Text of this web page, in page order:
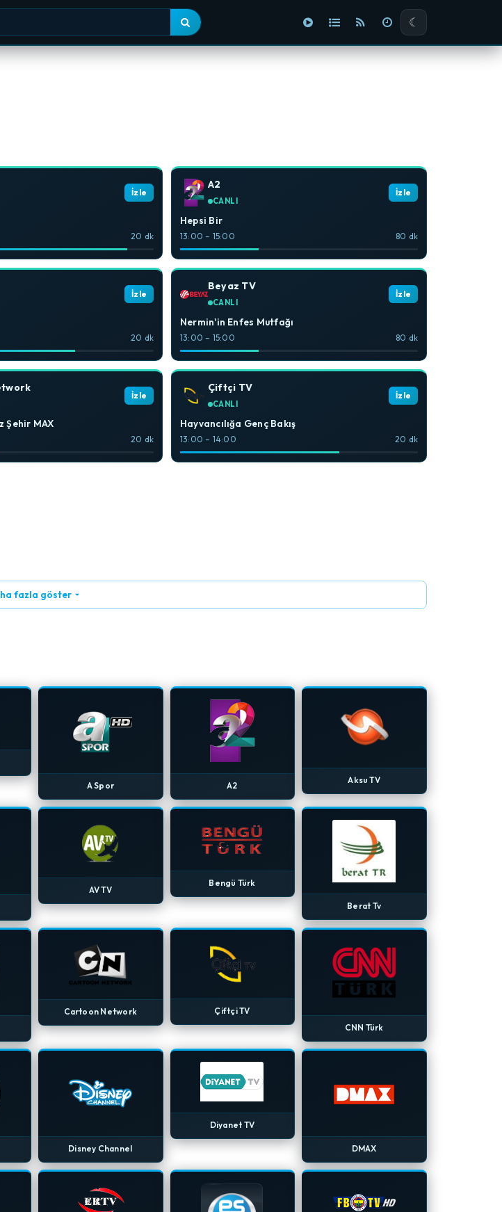
☾
İzle
20 dk
A2
CANLI
İzle
Hepsi Bir
13:00 – 15:00 80 dk
İzle
20 dk
Beyaz TV
CANLI
İzle
Nermin'in Enfes Mutfağı
13:00 – 15:00 80 dk
İzle
Şehir MAX
20 dk
Çiftçi TV
CANLI
İzle
Hayvancılığa Genç Bakış
13:00 – 14:00 20 dk
fazla göster
A Spor A2
Aksu TV
AV TV
Bengü Türk
Berat Tv
Cartoon Network
Çiftçi TV
CNN Türk
Disney Channel
Diyanet TV
DMAX